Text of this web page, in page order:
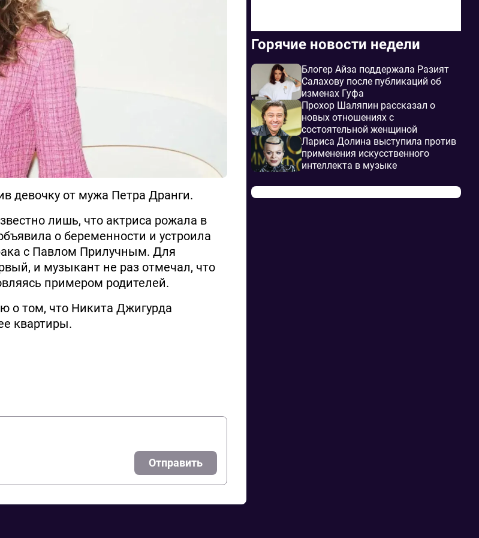
девочку от мужа Петра Дранги.
лишь, что актриса рожала в
о беременности и устроила
с Павлом Прилучным. Для
и музыкант не раз отмечал, что
примером родителей.
о том, что Никита Джигурда
квартиры.
Отправить
Горячие новости недели
Блогер Айза поддержала Разият
Салахову после публикаций об
изменах Гуфа
Прохор Шаляпин рассказал о
новых отношениях с
состоятельной женщиной
Лариса Долина выступила против
применения искусственного
интеллекта в музыке